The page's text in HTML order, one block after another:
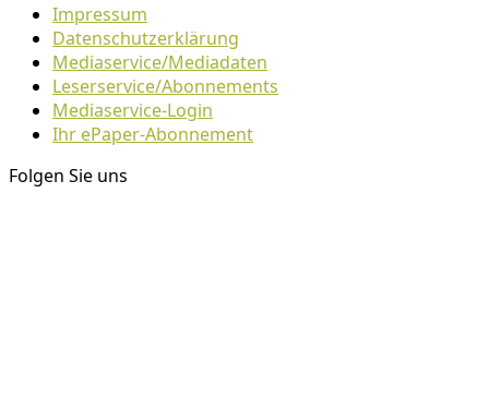
Impressum
Datenschutzerklärung
Mediaservice/Mediadaten
Leserservice/Abonnements
Mediaservice-Login
Ihr ePaper-Abonnement
Folgen Sie uns